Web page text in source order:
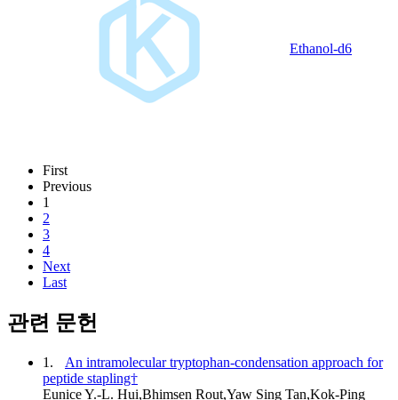
Ethanol-d6
First
Previous
1
2
3
4
Next
Last
관련 문헌
1.
An intramolecular tryptophan-condensation approach for
peptide stapling†
Eunice Y.-L. Hui,Bhimsen Rout,Yaw Sing Tan,Kok-Ping